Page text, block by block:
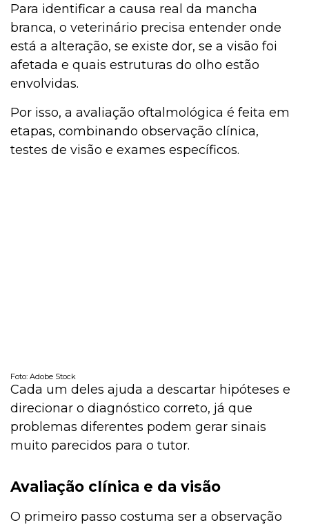
Para identificar a causa real da mancha
branca, o veterinário precisa entender onde
está a alteração, se existe dor, se a visão foi
afetada e quais estruturas do olho estão
envolvidas.
Por isso, a avaliação oftalmológica é feita em
etapas, combinando observação clínica,
testes de visão e exames específicos.
Foto: Adobe Stock
Cada um deles ajuda a descartar hipóteses e
direcionar o diagnóstico correto, já que
problemas diferentes podem gerar sinais
muito parecidos para o tutor.
Avaliação clínica e da visão
O primeiro passo costuma ser a observação